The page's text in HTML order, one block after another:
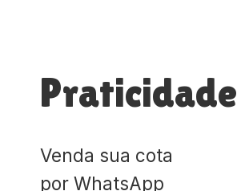
Praticidade
Venda sua cota
por WhatsApp